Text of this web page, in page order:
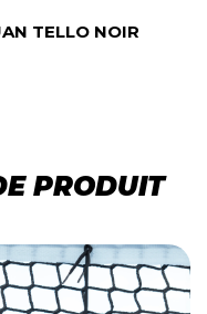
TELLO NOIR
PRODUIT